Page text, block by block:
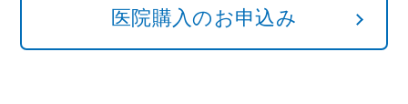
医院購入のお申込み